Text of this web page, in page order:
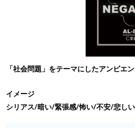
「社会問題」をテーマにしたアンビエ
イメージ
シリアス/暗い/緊張感/怖い/不安/悲し